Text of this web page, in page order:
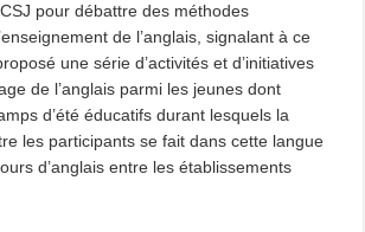
pour débattre des méthodes
de l’anglais, signalant à ce
une série d’activités et d’initiatives
de l’anglais parmi les jeunes dont
d’été éducatifs durant lesquels la
les participants se fait dans cette langue
d’anglais entre les établissements